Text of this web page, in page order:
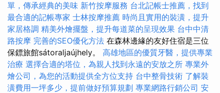
單，傳承經典的美味 新竹按摩服務 台北記帳士推薦，找到
最合適的記帳專家 士林按摩推薦 時尚且實用的裝潢，提升
家居格調 精美外燴擺盤，提升每道菜的呈現效果 台中中清
路按摩 完善的SEO優化方法 在森林邊緣的友好住宿是三位
保鏢旅館sátoraljaújhely。 高雄地區的優質牙醫，提供專業
治療 選擇合適的塔位，為親人找到永遠的安放之所 專業外
燴公司，為您的活動提供全方位支持 台中整骨技術 了解裝
潢費用一坪多少，提前做好預算規劃 專業網路行銷公司 安